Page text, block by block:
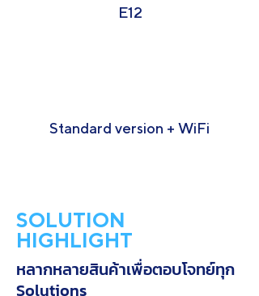
E12
Standard version + WiFi
SOLUTION
HIGHLIGHT
หลากหลายสินค้าเพื่อตอบโจทย์ทุก
Solutions